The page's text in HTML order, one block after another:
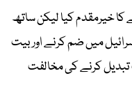
خیرمقدم کیا لیکن ساتھ
میں ضم کرنے اور بیت
کرنے کی مخالفت